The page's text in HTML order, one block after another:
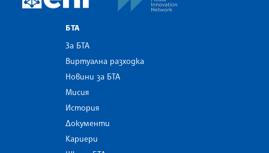
БТА
За БТА
Виртуална разходка
Новини за БТА
Мисия
История
Документи
Кариери